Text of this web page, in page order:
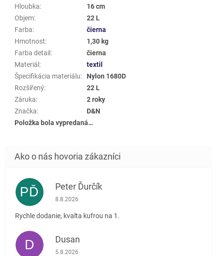
Hloubka:
16 cm
Objem:
22 L
Farba:
čierna
Hmotnost:
1,30 kg
Farba detail :
čierna
Materiál :
textil
Špecifikácia materiálu:
Nylon 1680D
Rozšířený:
22 L
Záruka:
2 roky
Značka:
D&N
Položka bola vypredaná…
PĎ Peter Ďurčík
Hodnotenie obchodu je 5 z 5 hviezdičiek.
8.8.2026
Rychle dodanie, kvalta kufrou na 1.
D Dusan
Hodnotenie obchodu je 5 z 5 hviezdičiek.
5.8.2026